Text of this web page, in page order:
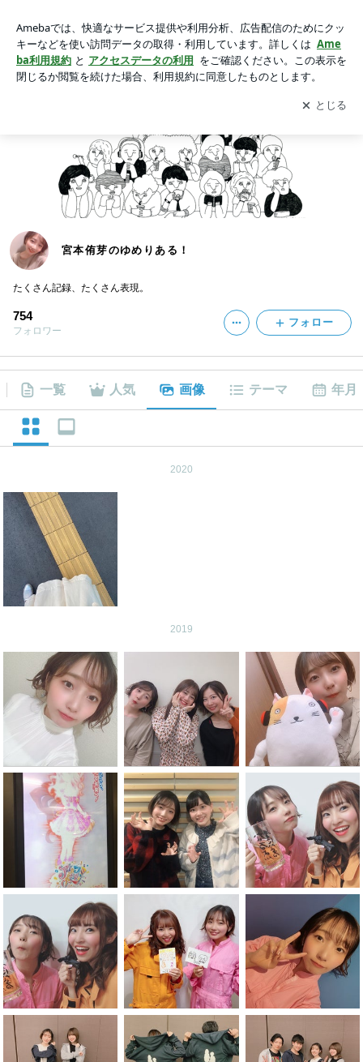
アプリをダウンロードして ブログの更新通知
を受け取りまし
ょう。
開く
宮本侑芽のゆめりある！
たくさん記録、たくさん表現。
754
フォロワー
フォロー
一覧 人気 画像 テーマ 年月
2020
2019